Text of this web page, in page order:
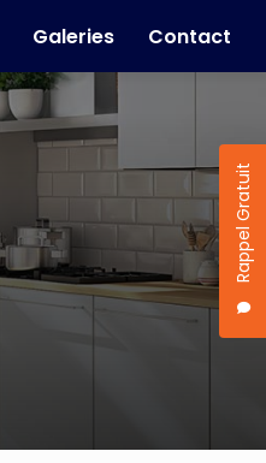
Rappel Gratuit
Galeries Contact